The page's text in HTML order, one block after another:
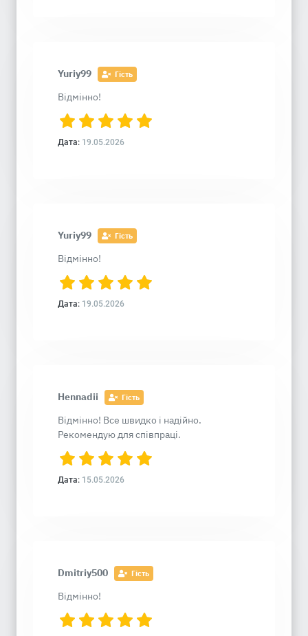
Yuriy99 Гість
Відмінно!
Дата: 19.05.2026
Yuriy99 Гість
Відмінно!
Дата: 19.05.2026
Hennadii Гість
Відмінно! Все швидко і надійно.
Рекомендую для співпраці.
Дата: 15.05.2026
Dmitriy500 Гість
Відмінно!